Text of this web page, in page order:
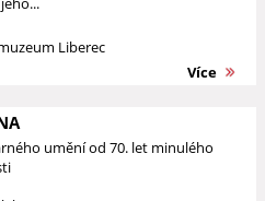
Liberec
Více
umění od 70. let minulého